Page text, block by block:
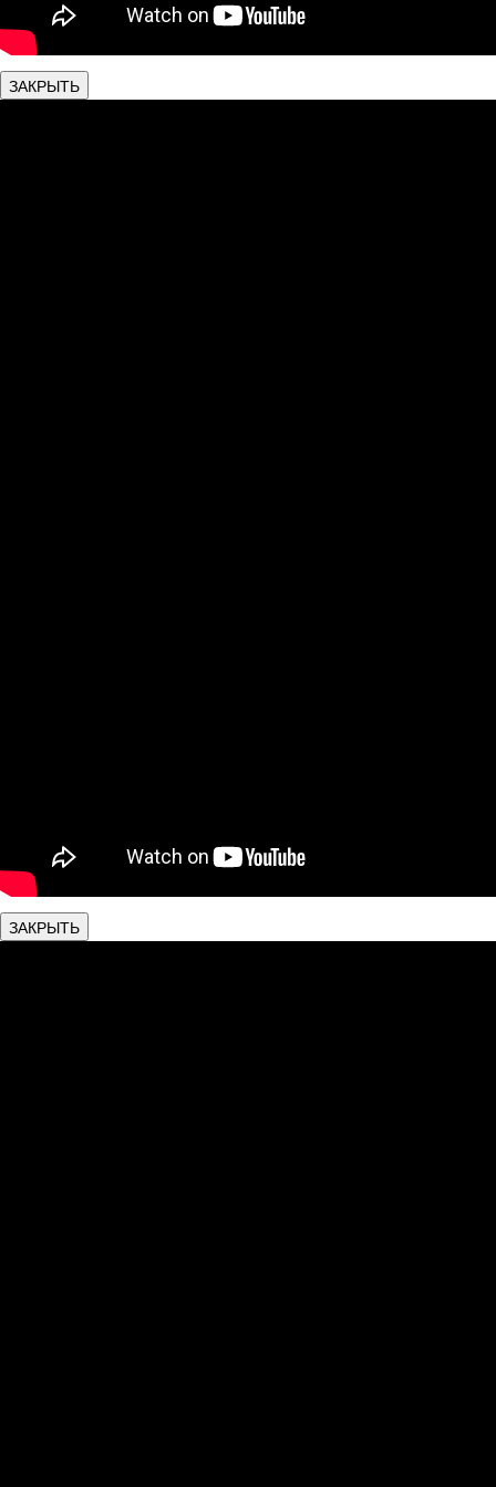
ЗАКРЫТЬ
ЗАКРЫТЬ